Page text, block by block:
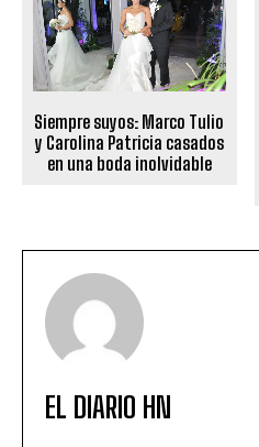
Siempre suyos: Marco Tulio
y Carolina Patricia casados
en una boda inolvidable
EL DIARIO HN